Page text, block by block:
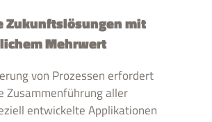
Zukunftslösungen mit
Mehrwert
von Prozessen erfordert
Zusammenführung aller
entwickelte Applikationen